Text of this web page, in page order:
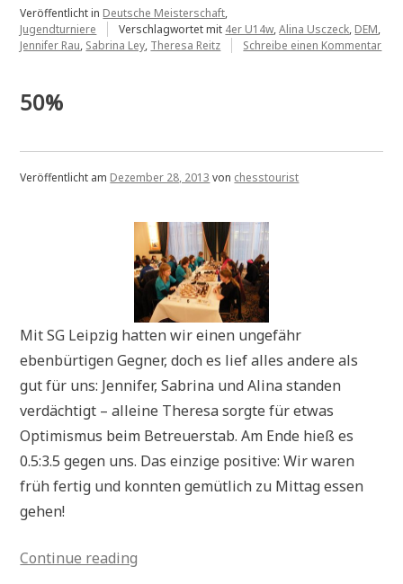
des
Veröffentlicht in Deutsche Meisterschaft,
Jugendturniere
Verschlagwortet mit 4er U14w,Alina Usczeck, DEM,
Jennifer Rau, Sabrina Ley, Theresa Reitz Schreibe einen Kommentarzu
50%
Veröffentlicht am Dezember 28, 2013 von chesstourist
Mit SG Leipzig hatten wir einen ungefähr
ebenbürtigen Gegner, doch es lief alles andere als
gut für uns: Jennifer, Sabrina und Alina standen
verdächtigt – alleine Theresa sorgte für etwas
Optimismus beim Betreuerstab. Am Ende hieß es
0.5:3.5 gegen uns. Das einzige positive: Wir waren
früh fertig und konnten gemütlich zu Mittag essen
gehen!
Continue reading